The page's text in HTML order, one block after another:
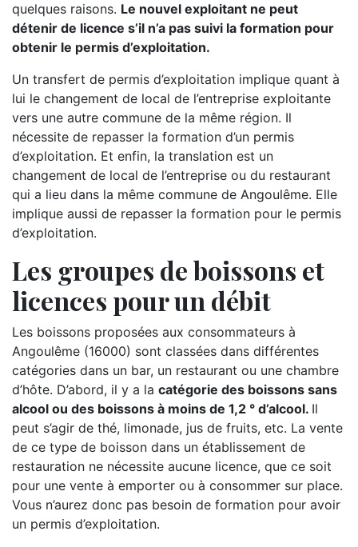
quelques raisons. Le nouvel exploitant ne peut
détenir de licence s’il n’a pas suivi la formation pour
obtenir le permis d’exploitation.
Un transfert de permis d’exploitation implique quant à
lui le changement de local de l’entreprise exploitante
vers une autre commune de la même région. Il
nécessite de repasser la formation d’un permis
d’exploitation. Et enfin, la translation est un
changement de local de l’entreprise ou du restaurant
qui a lieu dans la même commune de Angoulême. Elle
implique aussi de repasser la formation pour le permis
d’exploitation.
Les groupes de boissons et
licences pour un débit
Les boissons proposées aux consommateurs à
Angoulême (16000) sont classées dans différentes
catégories dans un bar, un restaurant ou une chambre
d’hôte. D’abord, il y a la catégorie des boissons sans
alcool ou des boissons à moins de 1,2 ° d’alcool. Il
peut s’agir de thé, limonade, jus de fruits, etc. La vente
de ce type de boisson dans un établissement de
restauration ne nécessite aucune licence, que ce soit
pour une vente à emporter ou à consommer sur place.
Vous n’aurez donc pas besoin de formation pour avoir
un permis d’exploitation.